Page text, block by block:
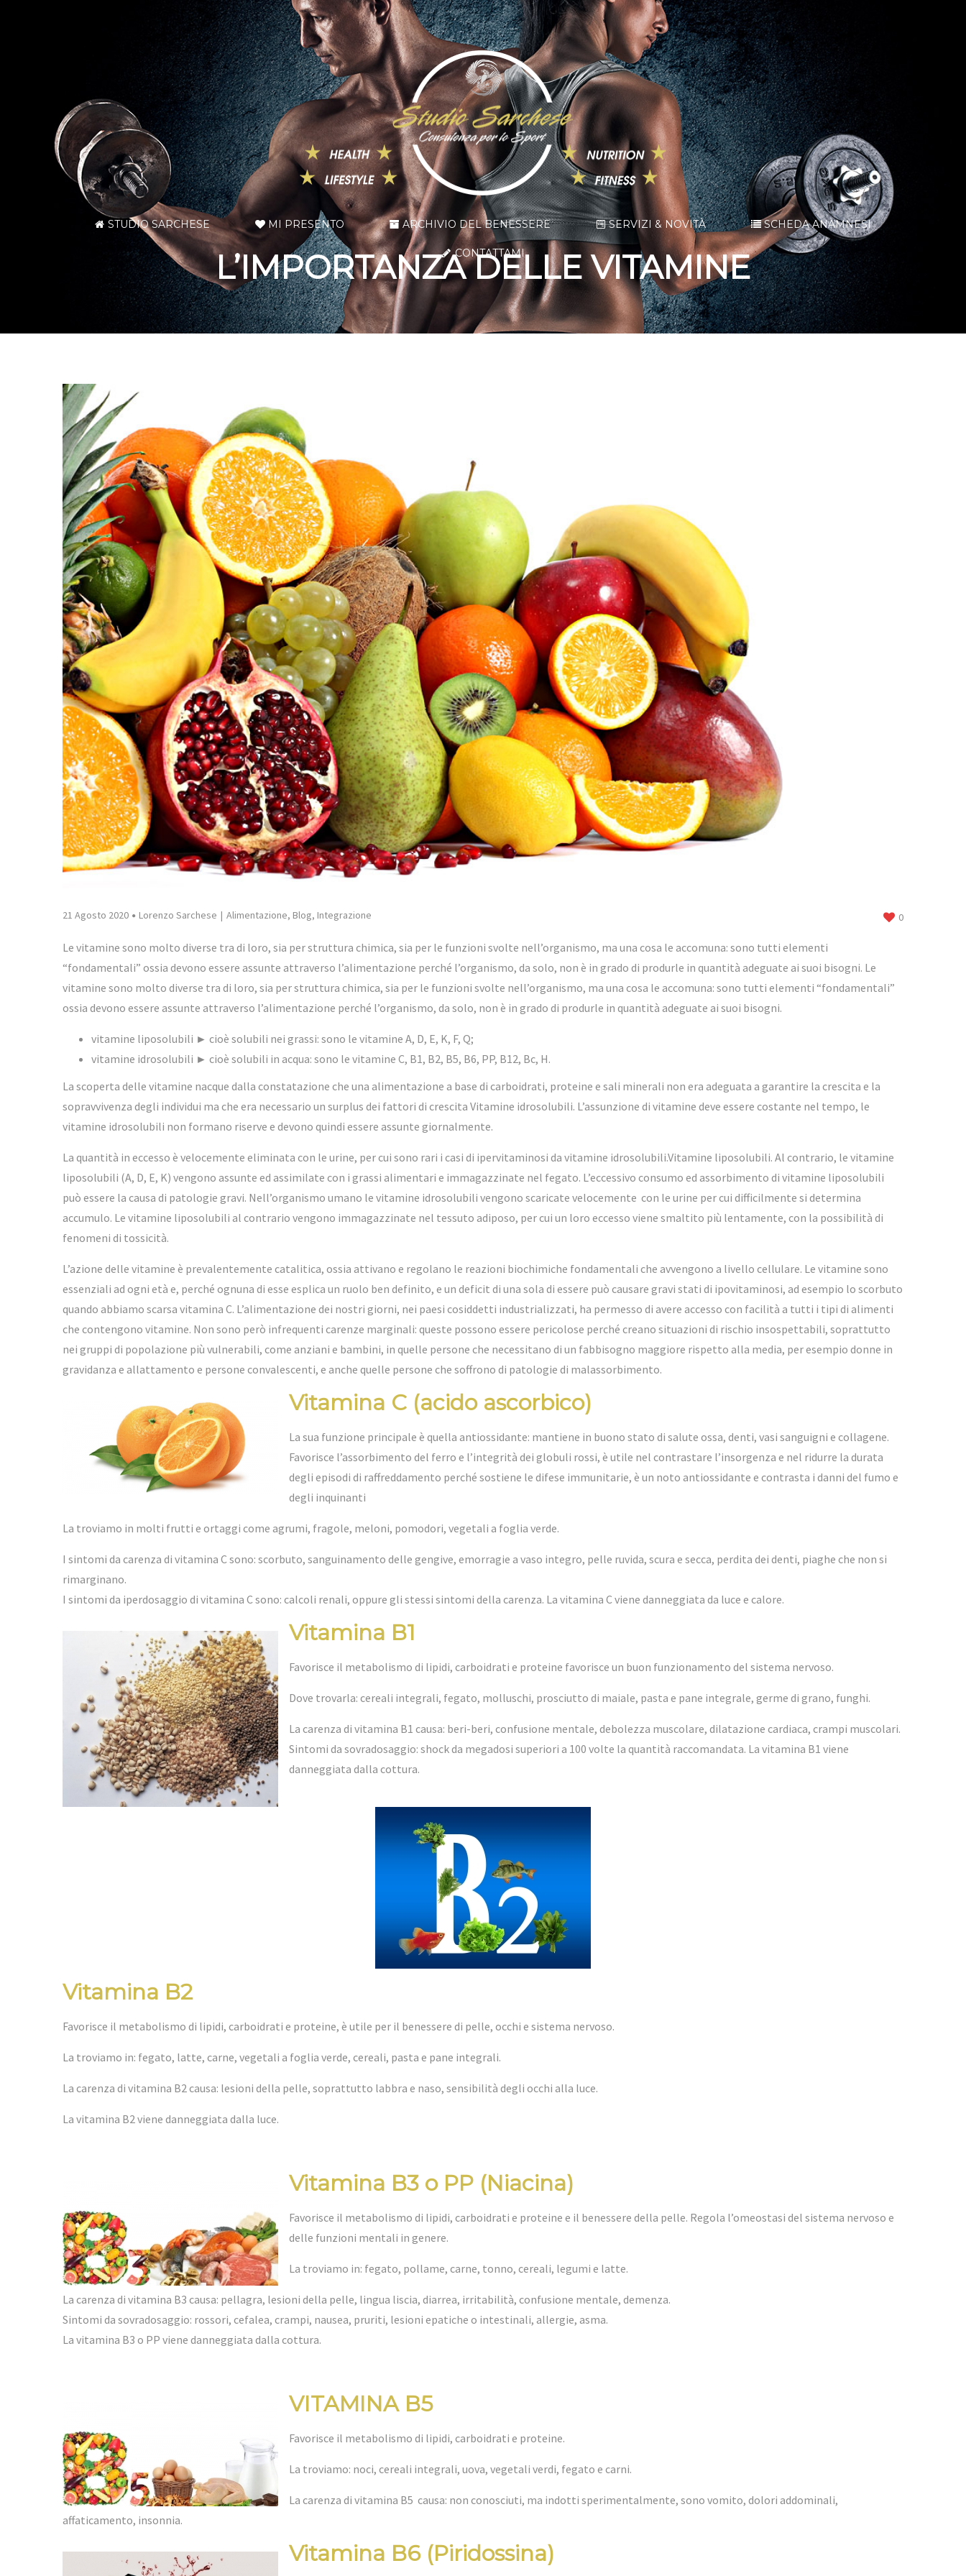
STUDIO SARCHESE MI PRESENTO ARCHIVIO DEL BENESSERE SERVIZI & NOVITÀ SCHEDA ANAMNESI
CONTATTAMI
L’IMPORTANZA DELLE VITAMINE
21 Agosto 2020 Lorenzo Sarchese Alimentazione, Blog, Integrazione 0
Le vitamine sono molto diverse tra di loro, sia per struttura chimica, sia per le funzioni svolte nell’organismo, ma una cosa le accomuna: sono tutti elementi
“fondamentali” ossia devono essere assunte attraverso l’alimentazione perché l’organismo, da solo, non è in grado di produrle in quantità adeguate ai suoi bisogni. Le
vitamine sono molto diverse tra di loro, sia per struttura chimica, sia per le funzioni svolte nell’organismo, ma una cosa le accomuna: sono tutti elementi “fondamentali”
ossia devono essere assunte attraverso l’alimentazione perché l’organismo, da solo, non è in grado di produrle in quantità adeguate ai suoi bisogni.
vitamine liposolubili ► cioè solubili nei grassi: sono le vitamine A, D, E, K, F, Q;
vitamine idrosolubili ► cioè solubili in acqua: sono le vitamine C, B1, B2, B5, B6, PP, B12, Bc, H.
La scoperta delle vitamine nacque dalla constatazione che una alimentazione a base di carboidrati, proteine e sali minerali non era adeguata a garantire la crescita e la
sopravvivenza degli individui ma che era necessario un surplus dei fattori di crescita Vitamine idrosolubili. L’assunzione di vitamine deve essere costante nel tempo, le
vitamine idrosolubili non formano riserve e devono quindi essere assunte giornalmente.
La quantità in eccesso è velocemente eliminata con le urine, per cui sono rari i casi di ipervitaminosi da vitamine idrosolubili.Vitamine liposolubili. Al contrario, le vitamine
liposolubili (A, D, E, K) vengono assunte ed assimilate con i grassi alimentari e immagazzinate nel fegato. L’eccessivo consumo ed assorbimento di vitamine liposolubili
può essere la causa di patologie gravi. Nell’organismo umano le vitamine idrosolubili vengono scaricate velocemente con le urine per cui difficilmente si determina
accumulo. Le vitamine liposolubili al contrario vengono immagazzinate nel tessuto adiposo, per cui un loro eccesso viene smaltito più lentamente, con la possibilità di
fenomeni di tossicità.
L’azione delle vitamine è prevalentemente catalitica, ossia attivano e regolano le reazioni biochimiche fondamentali che avvengono a livello cellulare. Le vitamine sono
essenziali ad ogni età e, perché ognuna di esse esplica un ruolo ben definito, e un deficit di una sola di essere può causare gravi stati di ipovitaminosi, ad esempio lo scorbuto
quando abbiamo scarsa vitamina C. L’alimentazione dei nostri giorni, nei paesi cosiddetti industrializzati, ha permesso di avere accesso con facilità a tutti i tipi di alimenti
che contengono vitamine. Non sono però infrequenti carenze marginali: queste possono essere pericolose perché creano situazioni di rischio insospettabili, soprattutto
nei gruppi di popolazione più vulnerabili, come anziani e bambini, in quelle persone che necessitano di un fabbisogno maggiore rispetto alla media, per esempio donne in
gravidanza e allattamento e persone convalescenti, e anche quelle persone che soffrono di patologie di malassorbimento.
Vitamina C (acido ascorbico)
La sua funzione principale è quella antiossidante: mantiene in buono stato di salute ossa, denti, vasi sanguigni e collagene.
Favorisce l’assorbimento del ferro e l’integrità dei globuli rossi, è utile nel contrastare l’insorgenza e nel ridurre la durata
degli episodi di raffreddamento perché sostiene le difese immunitarie, è un noto antiossidante e contrasta i danni del fumo e
degli inquinanti
La troviamo in molti frutti e ortaggi come agrumi, fragole, meloni, pomodori, vegetali a foglia verde.
I sintomi da carenza di vitamina C sono: scorbuto, sanguinamento delle gengive, emorragie a vaso integro, pelle ruvida, scura e secca, perdita dei denti, piaghe che non si
rimarginano.
I sintomi da iperdosaggio di vitamina C sono: calcoli renali, oppure gli stessi sintomi della carenza. La vitamina C viene danneggiata da luce e calore.
Vitamina B1
Favorisce il metabolismo di lipidi, carboidrati e proteine favorisce un buon funzionamento del sistema nervoso.
Dove trovarla: cereali integrali, fegato, molluschi, prosciutto di maiale, pasta e pane integrale, germe di grano, funghi.
La carenza di vitamina B1 causa: beri-beri, confusione mentale, debolezza muscolare, dilatazione cardiaca, crampi muscolari.
Sintomi da sovradosaggio: shock da megadosi superiori a 100 volte la quantità raccomandata. La vitamina B1 viene
danneggiata dalla cottura.
Vitamina B2
Favorisce il metabolismo di lipidi, carboidrati e proteine, è utile per il benessere di pelle, occhi e sistema nervoso.
La troviamo in: fegato, latte, carne, vegetali a foglia verde, cereali, pasta e pane integrali.
La carenza di vitamina B2 causa: lesioni della pelle, soprattutto labbra e naso, sensibilità degli occhi alla luce.
La vitamina B2 viene danneggiata dalla luce.
Vitamina B3 o PP (Niacina)
Favorisce il metabolismo di lipidi, carboidrati e proteine e il benessere della pelle. Regola l’omeostasi del sistema nervoso e
delle funzioni mentali in genere.
La troviamo in: fegato, pollame, carne, tonno, cereali, legumi e latte.
La carenza di vitamina B3 causa: pellagra, lesioni della pelle, lingua liscia, diarrea, irritabilità, confusione mentale, demenza.
Sintomi da sovradosaggio: rossori, cefalea, crampi, nausea, pruriti, lesioni epatiche o intestinali, allergie, asma.
La vitamina B3 o PP viene danneggiata dalla cottura.
VITAMINA B5
Favorisce il metabolismo di lipidi, carboidrati e proteine.
La troviamo: noci, cereali integrali, uova, vegetali verdi, fegato e carni.
La carenza di vitamina B5 causa: non conosciuti, ma indotti sperimentalmente, sono vomito, dolori addominali,
affaticamento, insonnia.
Vitamina B6 (Piridossina)